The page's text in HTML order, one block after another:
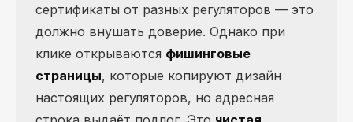
сертификаты от разных регуляторов — это
должно внушать доверие. Однако при
клике открываются фишинговые
страницы, которые копируют дизайн
настоящих регуляторов, но адресная